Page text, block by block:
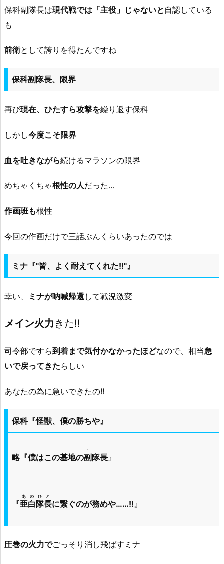
保科副隊長は現代戦では「主役」じゃないと 自認している
も
前衛として誇りを得たんですね
保科副隊長、限界
再び現在、ひたすら攻撃を繰り返す保科
しかし今度こそ限界
血を吐きながら続けるマラソンの限界
めちゃくちゃ根性の人だった…
作画班も根性
今回の作画だけで三話ぶんくらいあったのでは
ミナ『"皆、よく耐えてくれた!!"』
幸い、 ミナが吶喊帰還 して戦況激変
メイン火力 きた!!
司令部ですら到着まで気付かなかったほどなので、相当急
いで戻ってきたらしい
あなたの為に急いできたの!!
保科『怪獣、僕の勝ちや』
略『僕はこの基地の副
・
隊長 』
『亜白隊長
あのひと
に繋ぐのが務めや……!!』
圧巻の火力でごっそり消し飛ばすミナ